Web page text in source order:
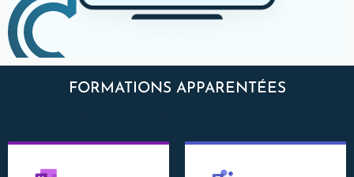
FORMATIONS APPARENTÉES